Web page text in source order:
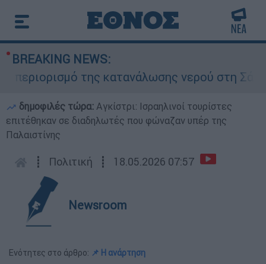
BREAKING NEWS:
της κατανάλωσης νερού στη Σάρτη
δημοφιλές τώρα: Αγκίστρι: Ισραηλινοί τουρίστες
επιτέθηκαν σε διαδηλωτές που φώναζαν υπέρ της
Παλαιστίνης
┋ Πολιτική ┋ 18.05.2026 07:57
Newsroom
Ενότητες στο άρθρο: 📌 Η ανάρτηση